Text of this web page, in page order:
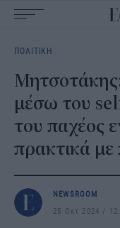
navigation
ΠΟΛΙΤΙΚΗ
μέσω του
του παχέος
πρακτικά
NEWSROOM
25 Οκτ 2024